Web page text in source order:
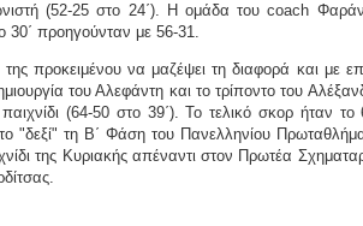
(52-25 στο 24΄). Η ομάδα του coach
30΄ προηγούνταν με 56-31.
προκειμένου να μαζέψει τη διαφορά και με
του Αλεφάντη και το τρίποντο του
(64-50 στο 39΄). Το τελικό σκορ ήταν το
"δεξί" τη Β΄ Φάση του Πανελληνίου
της Κυριακής απέναντι στον Πρωτέα